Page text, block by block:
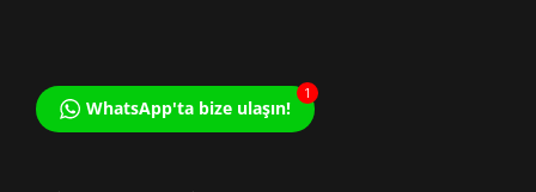
WhatsApp'ta bize ulaşın!
1